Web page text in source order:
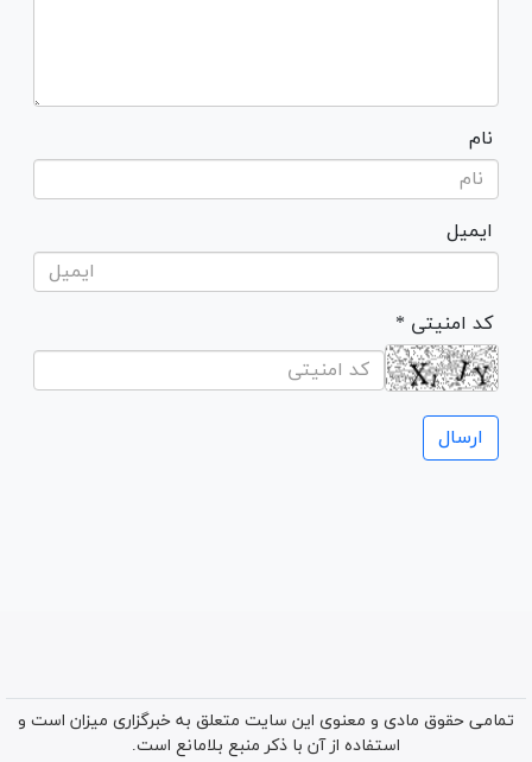
نام
ایمیل
* کد امنیتی
تمامی حقوق مادی و معنوی این سایت متعلق به خبرگزاری میزان است و
استفاده از آن با ذکر منبع بلامانع است.